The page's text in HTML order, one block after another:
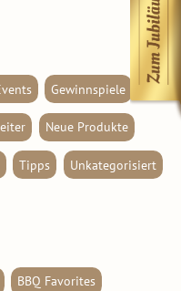
Gewinnspiele
Neue Produkte
Tipps Unkategorisiert
BBQ Favorites